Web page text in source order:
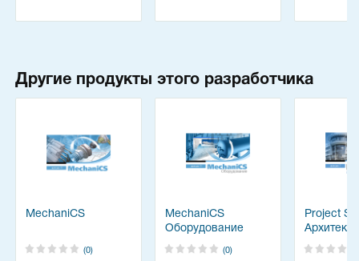
Другие продукты этого разработчика
MechaniCS
(0)
MechaniCS
Оборудование
(0)
Project